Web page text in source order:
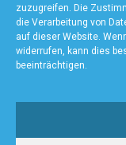
zuzugreifen. Die
die Verarbeitung von
auf dieser Website.
widerrufen, kann dies
beeinträchtigen.